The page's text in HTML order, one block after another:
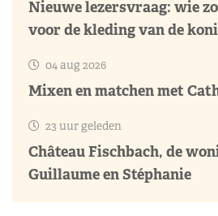
Nieuwe lezersvraag: wie
voor de kleding van de
04 aug 2026
Mixen en matchen met
23 uur geleden
Château Fischbach, de
Guillaume en Stéphanie